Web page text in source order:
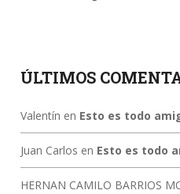
ÚLTIMOS
Valentín en Esto es todo
Juan Carlos en Esto es todo
HERNAN CAMILO BARRIOS